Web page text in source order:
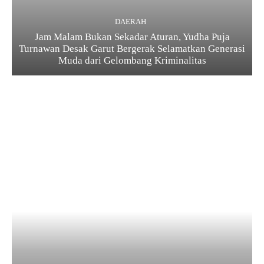
DAERAH
Jam Malam Bukan Sekadar Aturan, Yudha Puja
Turnawan Desak Garut Bergerak Selamatkan Generasi
Muda dari Gelombang Kriminalitas